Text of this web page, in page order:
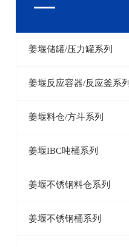
姜堰储罐/压力罐系列
姜堰反应容器/反应釜系列
姜堰料仓/方斗系列
姜堰IBC吨桶系列
姜堰不锈钢料仓系列
姜堰不锈钢桶系列